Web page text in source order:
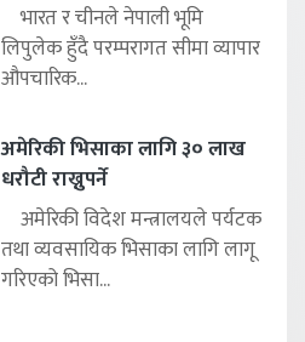
भारत र चीनले नेपाली भूमि
लिपुलेक हुँदै परम्परागत सीमा व्यापार
औपचारिक...
अमेरिकी भिसाका लागि ३० लाख
धरौटी राख्नुपर्ने
अमेरिकी विदेश मन्त्रालयले पर्यटक
तथा व्यवसायिक भिसाका लागि लागू
गरिएको भिसा...